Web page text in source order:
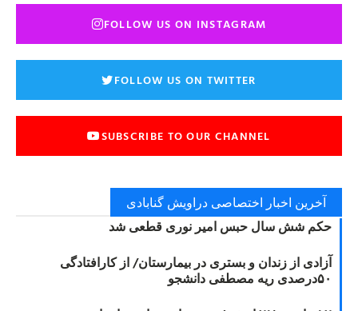
FOLLOW US ON INSTAGRAM
FOLLOW US ON TWITTER
SUBSCRIBE TO OUR CHANNEL
آخرین اخبار اختصاصی دراویش گنابادی
حکم شش سال حبس امیر نوری قطعی شد
آزادی از زندان و بستری در بیمارستان/ از کارافتادگی
۵۰درصدی ریه مصطفی دانشجو